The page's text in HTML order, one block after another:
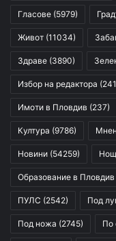
Гласове (5979)
Живот (11034)
Здраве (3890)
Избор на редактора
Имоти в Пловдив (237)
Култура (9786)
Новини (54259)
Образование в Пловдив
ПУЛС (2542) Под
Под ножа (2745) По